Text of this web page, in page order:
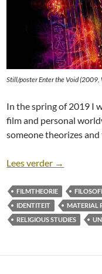
Still/poster Enter the Void (2009,
In the spring of 2019 I
film and personal
someone theorizes
Lees verder Theory &
→
FILMTHEORIE
IDENTITEIT
MATERIAL
RELIGIOUS STUDIES